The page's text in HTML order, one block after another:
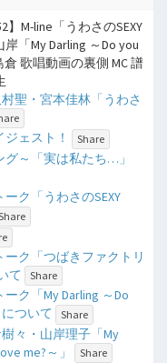
】M-line「うわさのSEXY
「My Darling ～Do you
歌唱動画の裏側 MC 譜
村聖・宮本佳林「うわさ
ジェスト！ Share
グ～「実は私たち…」
ーク「うわさのSEXY
ーク「つばきファクトリ
て
Share
ク「My Darling ～Do
ついて
Share
樹々・山岸理子「My
me?～」
Share